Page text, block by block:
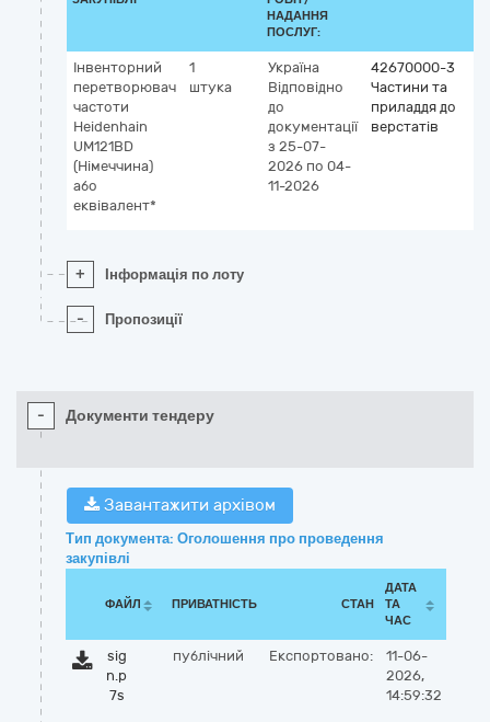
НАДАННЯ
ПОСЛУГ:
Інвенторний
перетворювач
частоти
Heidenhain
UM121BD
(Німеччина)
або
еквівалент*
1
штука
Україна
Відповідно
до
документації
з 25-07-
2026 по 04-
11-2026
42670000-3
Частини та
приладдя до
верстатів
+ Інформація по лоту
- Пропозиції
- Документи тендеру
Завантажити архівом
Тип документа: Оголошення про проведення
закупівлі
ФАЙЛ ПРИВАТНІСТЬ СТАН
ДАТА
ТА
ЧАС
sig
n.p
7s
публічний Експортовано:
11-06-
2026,
14:59:32